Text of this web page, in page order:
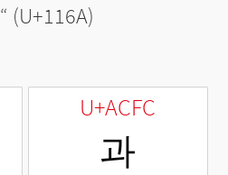
“ (U+116A)
U+ACFC
과